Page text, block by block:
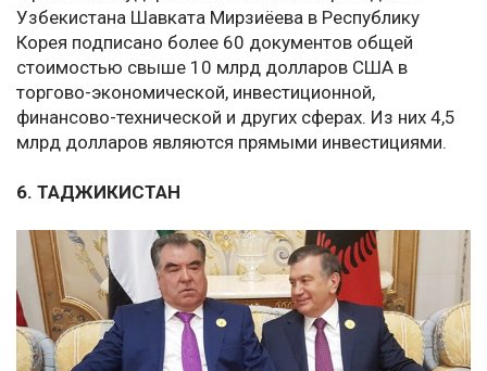
Узбекистана Шавката Мирзиёева в Республику
Корея подписано более 60 документов общей
стоимостью свыше 10 млрд долларов США в
торгово-экономической, инвестиционной,
финансово-технической и других сферах. Из них 4,5
млрд долларов являются прямыми инвестициями.
6. ТАДЖИКИСТАН